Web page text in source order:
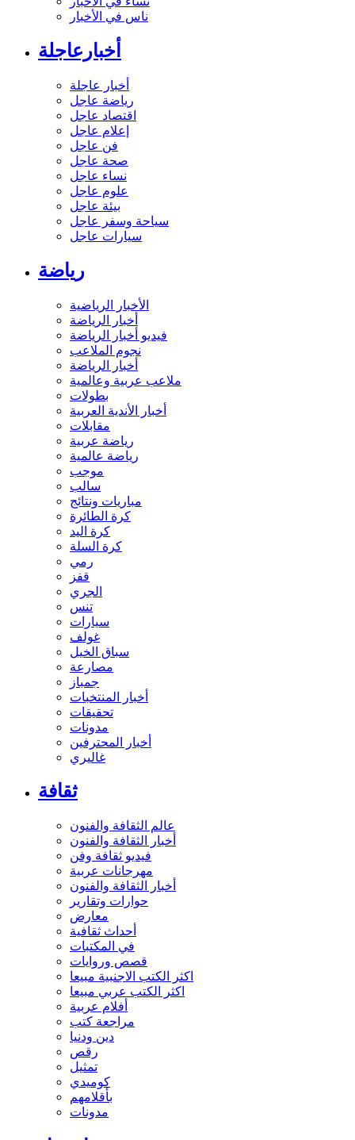
ناس في الأخبار
أخبارعاجلة
أخبار عاجلة
رياضة عاجل
اقتصاد عاجل
إعلام عاجل
فن عاجل
صحة عاجل
نساء عاجل
علوم عاجل
بيئة عاجل
سياحة وسفر عاجل
سيارات عاجل
رياضة
الأخبار الرياضية
أخبار الرياضة
فيديو أخبار الرياضة
نجوم الملاعب
أخبار الرياضة
ملاعب عربية وعالمية
بطولات
أخبار الأندية العربية
مقابلات
رياضة عربية
رياضة عالمية
موجب
سالب
مباريات ونتائج
كرة الطائرة
كرة اليد
كرة السلة
رمي
قفز
الجري
تنس
سيارات
غولف
سباق الخيل
مصارعة
جمباز
أخبار المنتخبات
تحقيقات
مدونات
أخبار المحترفين
غاليري
ثقافة
عالم الثقافة والفنون
أخبار الثقافة والفنون
فيديو ثقافة وفن
مهرجانات عربية
أخبار الثقافة والفنون
حوارات وتقارير
معارض
أحداث ثقافية
في المكتبات
قصص وروايات
اكثر الكتب الاجنبية مبيعا
اكثر الكتب عربي مبيعا
أفلام عربية
مراجعة كتب
دين ودنيا
رقص
تمثيل
كوميدي
بأقلامهم
مدونات